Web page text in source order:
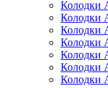
Колодки
Колодки
Колодки
Колодки
Колодки
Колодки
Колодки